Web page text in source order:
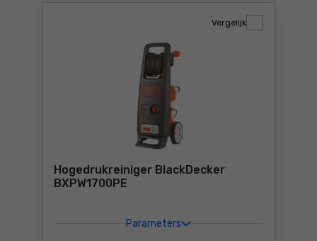
Hogedrukreiniger BlackDecker
BXPW1700PE
Parameters
Vergelijk